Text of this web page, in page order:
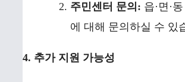
주민센터 문의: 읍·면·
에 대해 문의하실 수 있
4. 추가 지원 가능성